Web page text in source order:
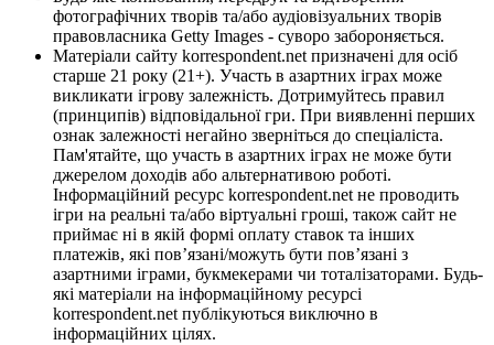
фотографічних творів та/або аудіовізуальних творів
правовласника Getty Images - суворо забороняється.
Матеріали сайту korrespondent.net призначені для осіб
старше 21 року (21+). Участь в азартних іграх може
викликати ігрову залежність. Дотримуйтесь правил
(принципів) відповідальної гри. При виявленні перших
ознак залежності негайно зверніться до спеціаліста.
Пам'ятайте, що участь в азартних іграх не може бути
джерелом доходів або альтернативою роботі.
Інформаційний ресурс korrespondent.net не проводить
ігри на реальні та/або віртуальні гроші, також сайт не
приймає ні в якій формі оплату ставок та інших
платежів, які пов’язані/можуть бути пов’язані з
азартними іграми, букмекерами чи тоталізаторами. Будь-
які матеріали на інформаційному ресурсі
korrespondent.net публікуються виключно в
інформаційних цілях.